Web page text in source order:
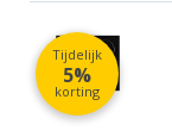
Tijdelijk
5%
korting